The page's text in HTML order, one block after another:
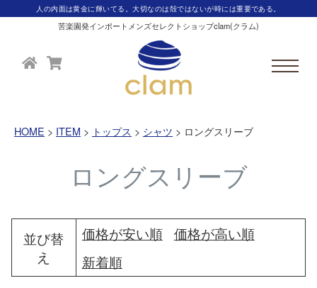
人の内面は黄金に輝いてる。大切なのは殻ではないが時には重要である。
苦楽園発インポートメンズセレクトショップclam(クラム)
HOME ITEM トップス シャツ ロングスリーブ
ロングスリーブ
並び替
え
価格が安い順
価格が高い順
新着順